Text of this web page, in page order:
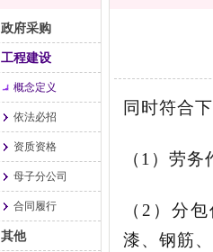
政府采购
工程建设
概念定义
依法必招
资质资格
母子分公司
合同履行
其他
同时符合
（ 1 ）劳务
（ 2 ）分
漆、钢筋